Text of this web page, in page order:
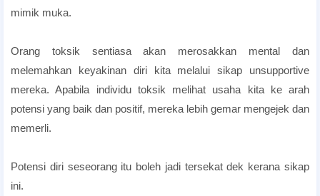
mimik muka.
Orang toksik sentiasa akan merosakkan mental dan
melemahkan keyakinan diri kita melalui sikap unsupportive
mereka. Apabila individu toksik melihat usaha kita ke arah
potensi yang baik dan positif, mereka lebih gemar mengejek dan
memerli.
Potensi diri seseorang itu boleh jadi tersekat dek kerana sikap
ini.